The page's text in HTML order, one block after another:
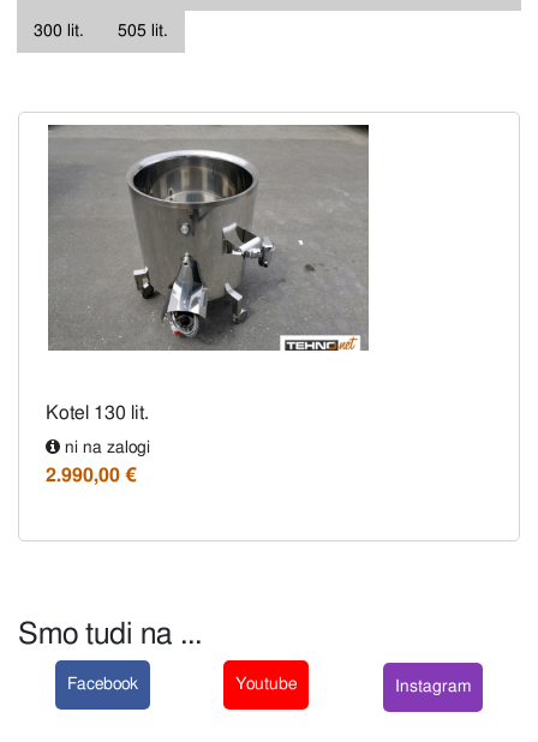
Smo tudi na ...
Facebook Youtube Instagram
300 lit. 505 lit.
Kotel 130 lit.
ni na zalogi
2.990,00 €